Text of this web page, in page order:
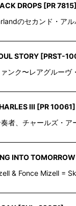
DROPS [PR 7815]
のセカンド・ア
STORY [PRST-
ンク〜レアグルー
III [PR 10061]
奏者、チャールズ・
INTO TOMORROW
& Fonce Mizell =